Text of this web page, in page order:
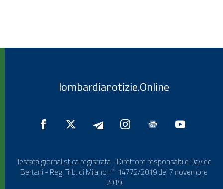
lombardianotizie.Online
Testata giornalistica registrata - Direttore responsabile Davide
Bertani - Reg. Trib. di Milano n° 14772/2019 del 7 novembre
2019